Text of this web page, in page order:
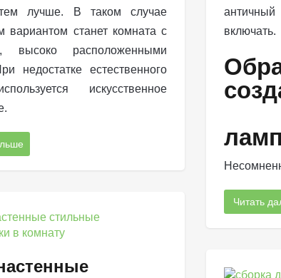
тем лучше. В таком случае
вариантом станет комната с
высоко расположенными
недостатке естественного
искусственное
включать.
Читать